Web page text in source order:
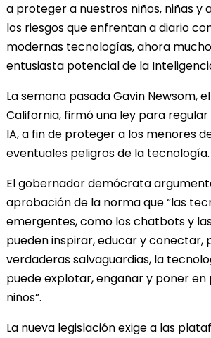
a proteger a nuestros niños, niñas y
los riesgos que enfrentan a diario
modernas tecnologías, ahora
entusiasta potencial de la
La semana pasada Gavin Newsom,
California, firmó una ley para
IA, a fin de proteger a los menores
eventuales peligros de la tecnología.
El gobernador demócrata
aprobación de la norma que “las
emergentes, como los chatbots y
pueden inspirar, educar y conectar,
verdaderas salvaguardias, la
puede explotar, engañar y poner en
niños”.
La nueva legislación exige a las